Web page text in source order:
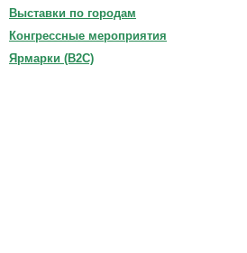
Выставки по городам
Конгрессные мероприятия
Ярмарки (B2C)